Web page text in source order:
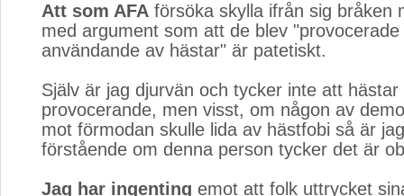
Att som AFA försöka skylla ifrån sig bråken
med argument som att de blev
användande av hästar" är patetiskt.
Själv är jag djurvän och tycker inte att
provocerande, men visst, om någon av
mot förmodan skulle lida av hästfobi så är
förstående om denna person tycker det är
Jag har ingenting emot att folk uttrycket